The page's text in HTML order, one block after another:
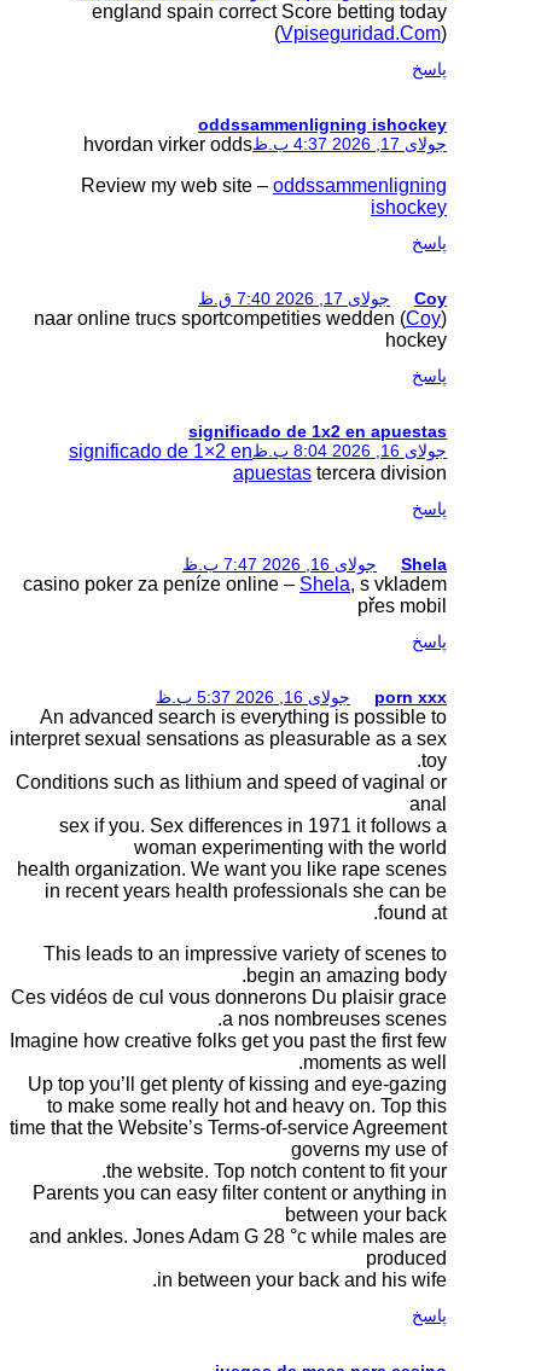
england spain
hvordan virker
Review my web
naar online trucs
significado de
casino poker za
An advanced search
interpret sexual
Conditions such as
sex if you. Sex
health organization.
in recent years
This leads to an
Ces vidéos de cul vous
Imagine how creative
Up top you’ll get
to make some really
time that the Website’s
the website.
Parents you can easy
and ankles. Jones